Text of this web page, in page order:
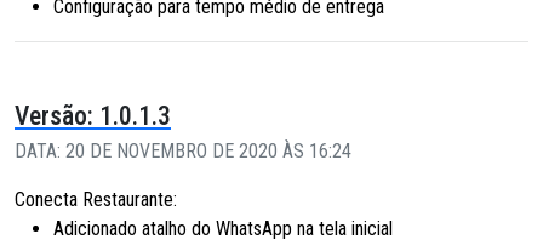
Configuração para tempo médio de entrega
Versão: 1.0.1.3
DATA: 20 DE NOVEMBRO DE 2020 ÀS 16:24
Conecta Restaurante:
Adicionado atalho do WhatsApp na tela inicial